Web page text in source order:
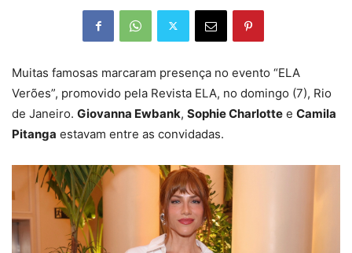
Muitas famosas marcaram presença no evento “ELA
Verões”, promovido pela Revista ELA, no domingo (7), Rio
de Janeiro. Giovanna Ewbank, Sophie Charlotte e Camila
Pitanga estavam entre as convidadas.